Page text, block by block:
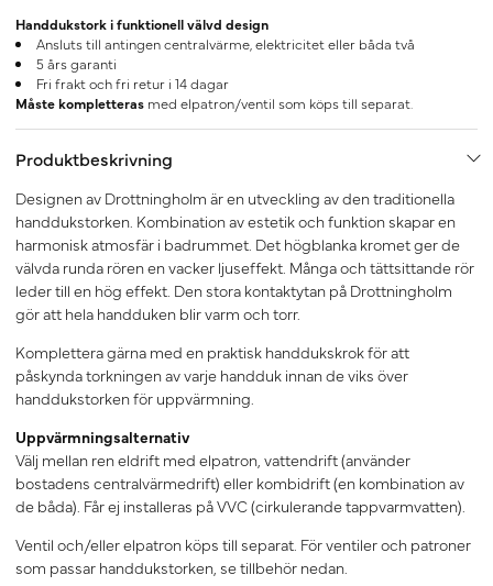
Handdukstork i funktionell välvd design
Ansluts till antingen centralvärme, elektricitet eller båda två
5 års garanti
Fri frakt och fri retur i 14 dagar
Måste kompletteras med elpatron/ventil som köps till separat.
Produktbeskrivning
Designen av Drottningholm är en utveckling av den traditionella
handdukstorken. Kombination av estetik och funktion skapar en
harmonisk atmosfär i badrummet. Det högblanka kromet ger de
välvda runda rören en vacker ljuseffekt. Många och tättsittande rör
leder till en hög effekt. Den stora kontaktytan på Drottningholm
gör att hela handduken blir varm och torr.
Komplettera gärna med en praktisk handdukskrok för att
påskynda torkningen av varje handduk innan de viks över
handdukstorken för uppvärmning.
Uppvärmningsalternativ
Välj mellan ren eldrift med elpatron, vattendrift (använder
bostadens centralvärmedrift) eller kombidrift (en kombination av
de båda). Får ej installeras på VVC (cirkulerande tappvarmvatten).
Ventil och/eller elpatron köps till separat. För ventiler och patroner
som passar handdukstorken, se tillbehör nedan.